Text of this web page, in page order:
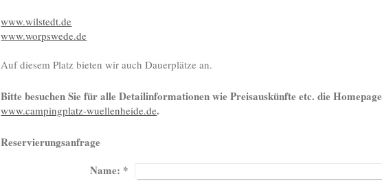
www.wilstedt.de
www.worpswede.de
Auf diesem Platz bieten wir auch Dauerplätze an.
Bitte besuchen Sie für alle Detailinformationen wie Preisauskünfte etc. die Homepage
www.campingplatz-wuellenheide.de.
Reservierungsanfrage
Name: *